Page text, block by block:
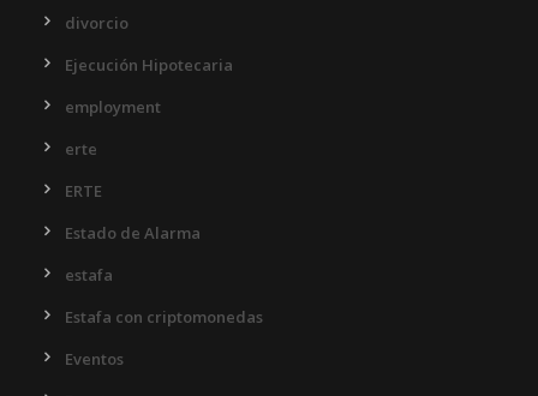
divorcio
Ejecución Hipotecaria
employment
erte
ERTE
Estado de Alarma
estafa
Estafa con criptomonedas
Eventos